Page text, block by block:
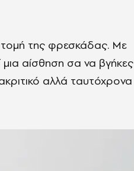
της φρεσκάδας. Με
αίσθηση σα να βγήκες
αλλά ταυτόχρονα